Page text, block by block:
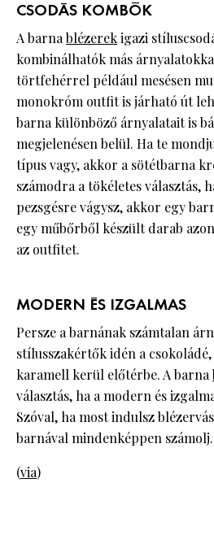
CSODÁS KOMBÓK
A barnablézerekigazi
kombinálhatók más
törtfehérrel például mesésen
monokróm outfit is járható út
barna különböző árnyalatait is
megjelenésen belül. Ha te
típus vagy, akkor a sötétbarna
számodra a tökéletes választás,
pezsgésre vágysz, akkor egy
egy műbőrből készült darab
az outfitet.
MODERN ÉS IZGALMAS
Persze a barnának számtalan
stílusszakértők idén a csokoládé,
karamell kerül előtérbe. A barna
választás, ha a modern és
Szóval, ha most indulsz
barnával mindenképpen számolj.
(via)